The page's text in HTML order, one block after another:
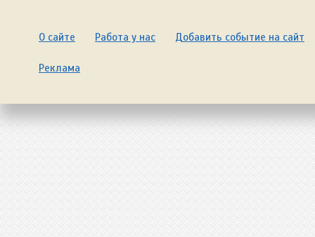
О сайте Работа у нас Добавить событие на сайт
Реклама